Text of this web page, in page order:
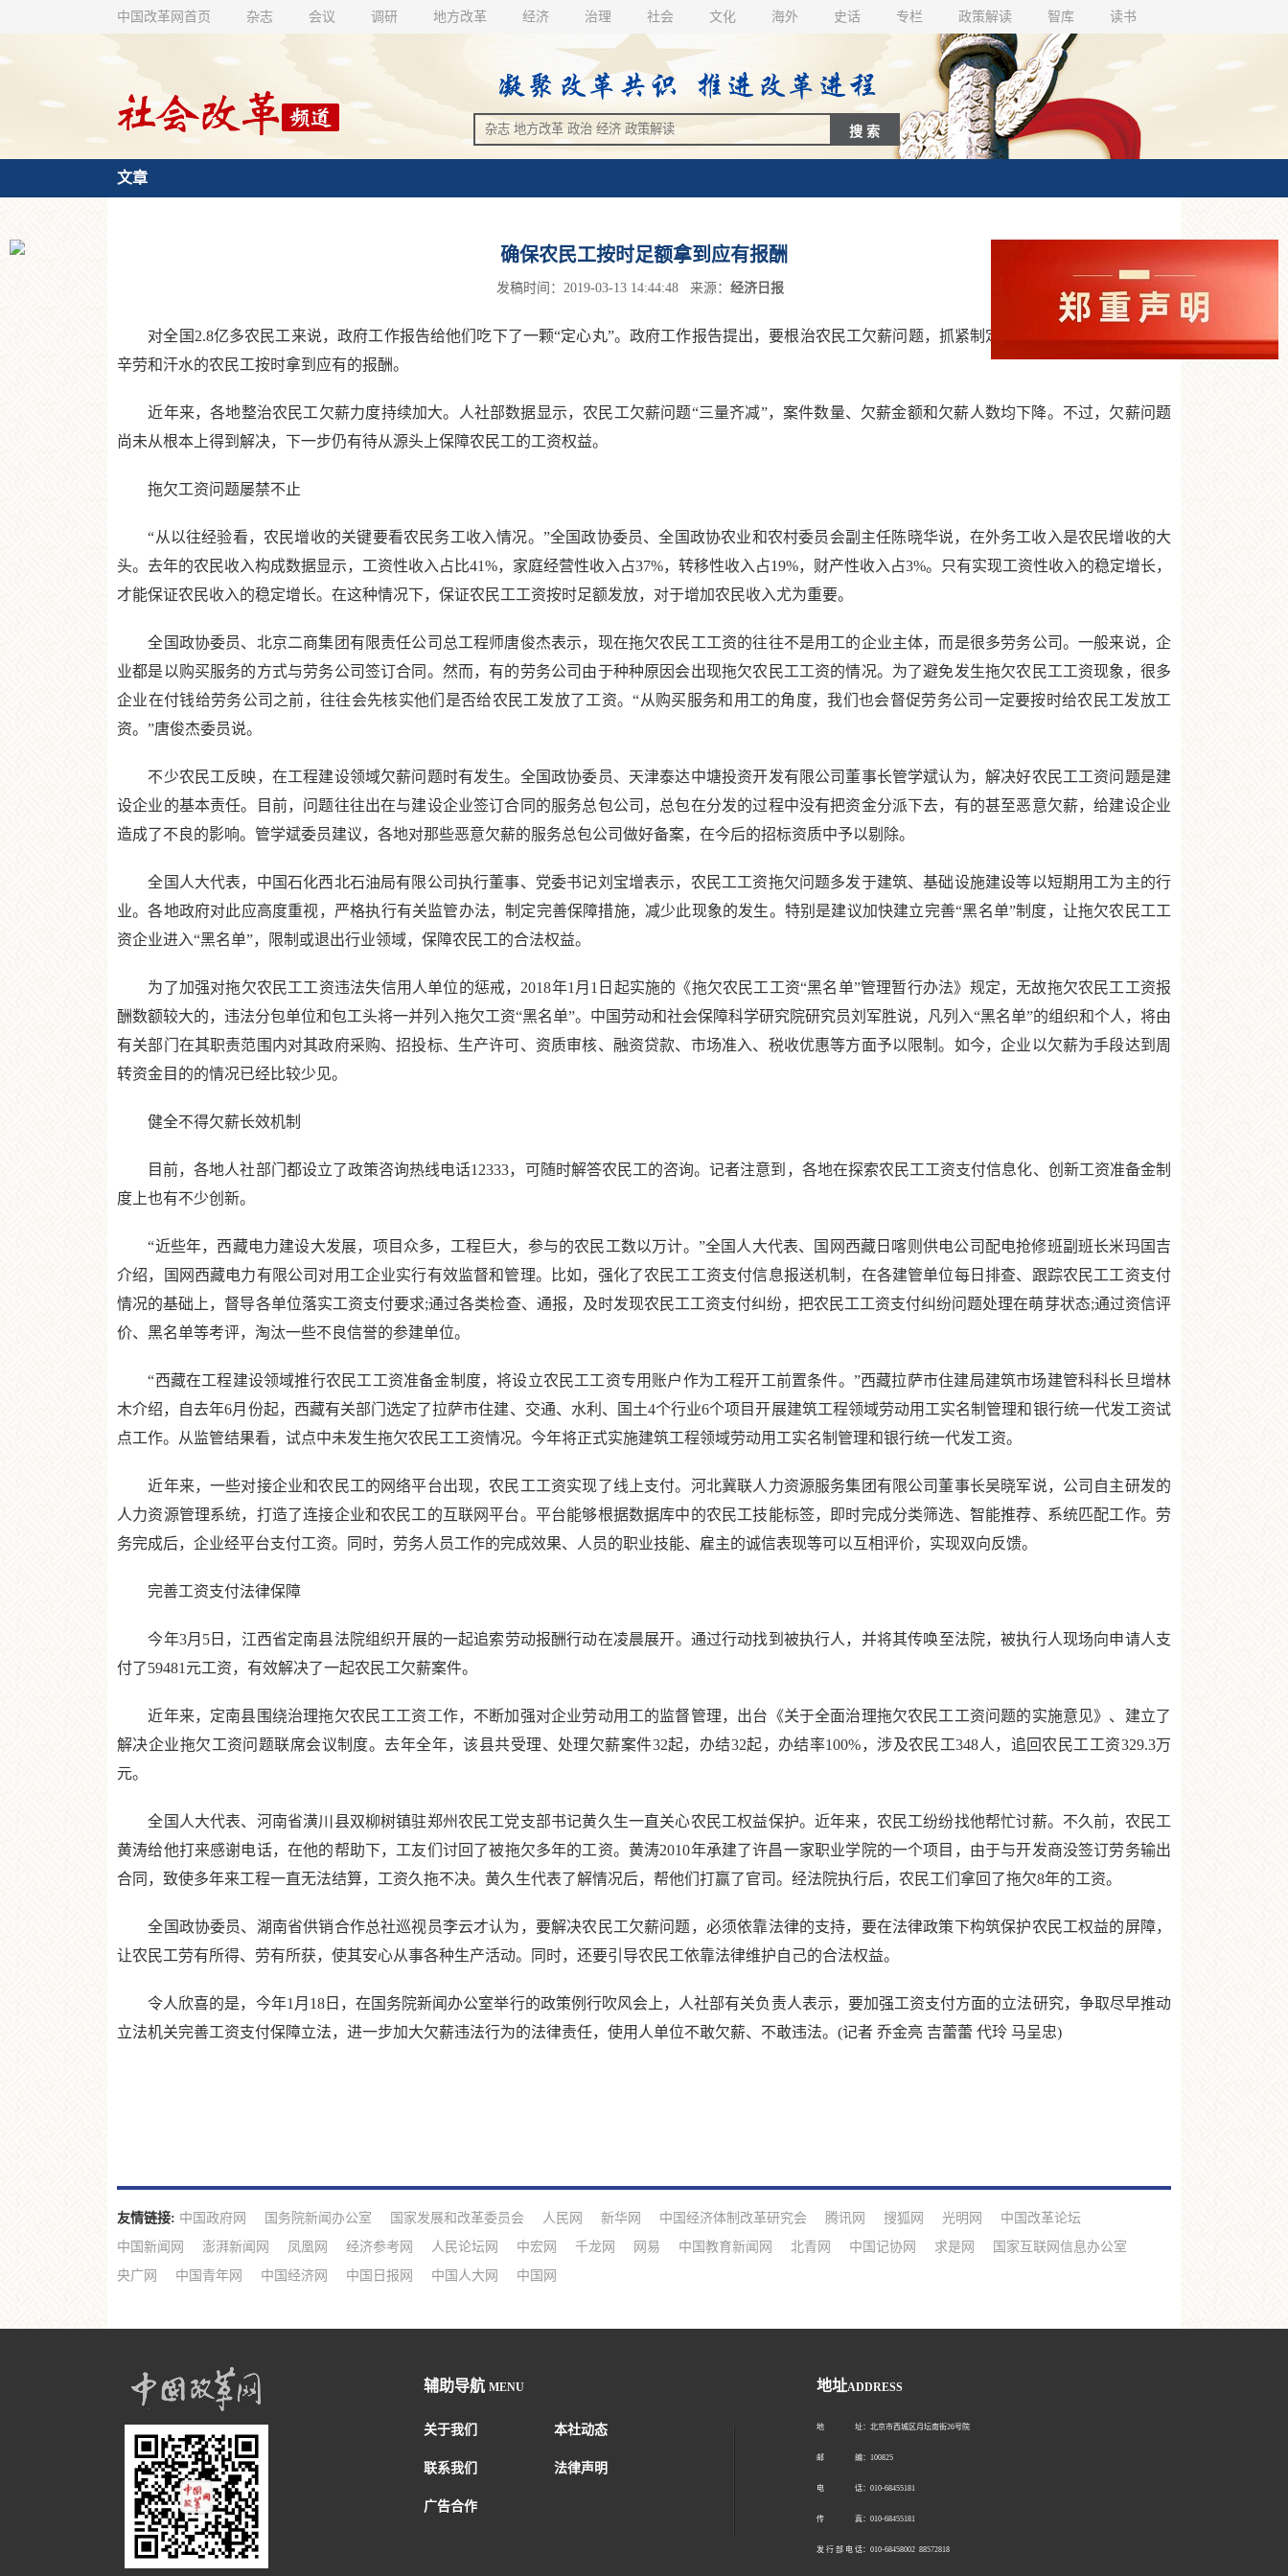
中国改革网首页 杂志 会议 调研 地方改革 经济 治理 社会 文化 海外 史话 专栏 政策解读 智库 读书
文章
确保农民工按时足额拿到应有报酬
发稿时间：2019-03-13 14:44:48 来源： 经济日报
对全国2.8亿多农民工来说，政府工作报告给他们吃下了一颗“定心丸”。政府工作报告提出，要根治农民工欠薪问题，抓紧制定专门行政法规，确保付出
辛劳和汗水的农民工按时拿到应有的报酬。
近年来，各地整治农民工欠薪力度持续加大。人社部数据显示，农民工欠薪问题“三量齐减”，案件数量、欠薪金额和欠薪人数均下降。不过，欠薪问题
尚未从根本上得到解决，下一步仍有待从源头上保障农民工的工资权益。
拖欠工资问题屡禁不止
“从以往经验看，农民增收的关键要看农民务工收入情况。”全国政协委员、全国政协农业和农村委员会副主任陈晓华说，在外务工收入是农民增收的大
头。去年的农民收入构成数据显示，工资性收入占比41%，家庭经营性收入占37%，转移性收入占19%，财产性收入占3%。只有实现工资性收入的稳定增长，
才能保证农民收入的稳定增长。在这种情况下，保证农民工工资按时足额发放，对于增加农民收入尤为重要。
全国政协委员、北京二商集团有限责任公司总工程师唐俊杰表示，现在拖欠农民工工资的往往不是用工的企业主体，而是很多劳务公司。一般来说，企
业都是以购买服务的方式与劳务公司签订合同。然而，有的劳务公司由于种种原因会出现拖欠农民工工资的情况。为了避免发生拖欠农民工工资现象，很多
企业在付钱给劳务公司之前，往往会先核实他们是否给农民工发放了工资。“从购买服务和用工的角度，我们也会督促劳务公司一定要按时给农民工发放工
资。”唐俊杰委员说。
不少农民工反映，在工程建设领域欠薪问题时有发生。全国政协委员、天津泰达中塘投资开发有限公司董事长管学斌认为，解决好农民工工资问题是建
设企业的基本责任。目前，问题往往出在与建设企业签订合同的服务总包公司，总包在分发的过程中没有把资金分派下去，有的甚至恶意欠薪，给建设企业
造成了不良的影响。管学斌委员建议，各地对那些恶意欠薪的服务总包公司做好备案，在今后的招标资质中予以剔除。
全国人大代表，中国石化西北石油局有限公司执行董事、党委书记刘宝增表示，农民工工资拖欠问题多发于建筑、基础设施建设等以短期用工为主的行
业。各地政府对此应高度重视，严格执行有关监管办法，制定完善保障措施，减少此现象的发生。特别是建议加快建立完善“黑名单”制度，让拖欠农民工工
资企业进入“黑名单”，限制或退出行业领域，保障农民工的合法权益。
为了加强对拖欠农民工工资违法失信用人单位的惩戒，2018年1月1日起实施的《拖欠农民工工资“黑名单”管理暂行办法》规定，无故拖欠农民工工资报
酬数额较大的，违法分包单位和包工头将一并列入拖欠工资“黑名单”。中国劳动和社会保障科学研究院研究员刘军胜说，凡列入“黑名单”的组织和个人，将由
有关部门在其职责范围内对其政府采购、招投标、生产许可、资质审核、融资贷款、市场准入、税收优惠等方面予以限制。如今，企业以欠薪为手段达到周
转资金目的的情况已经比较少见。
健全不得欠薪长效机制
目前，各地人社部门都设立了政策咨询热线电话12333，可随时解答农民工的咨询。记者注意到，各地在探索农民工工资支付信息化、创新工资准备金制
度上也有不少创新。
“近些年，西藏电力建设大发展，项目众多，工程巨大，参与的农民工数以万计。”全国人大代表、国网西藏日喀则供电公司配电抢修班副班长米玛国吉
介绍，国网西藏电力有限公司对用工企业实行有效监督和管理。比如，强化了农民工工资支付信息报送机制，在各建管单位每日排查、跟踪农民工工资支付
情况的基础上，督导各单位落实工资支付要求;通过各类检查、通报，及时发现农民工工资支付纠纷，把农民工工资支付纠纷问题处理在萌芽状态;通过资信评
价、黑名单等考评，淘汰一些不良信誉的参建单位。
“西藏在工程建设领域推行农民工工资准备金制度，将设立农民工工资专用账户作为工程开工前置条件。”西藏拉萨市住建局建筑市场建管科科长旦增林
木介绍，自去年6月份起，西藏有关部门选定了拉萨市住建、交通、水利、国土4个行业6个项目开展建筑工程领域劳动用工实名制管理和银行统一代发工资试
点工作。从监管结果看，试点中未发生拖欠农民工工资情况。今年将正式实施建筑工程领域劳动用工实名制管理和银行统一代发工资。
近年来，一些对接企业和农民工的网络平台出现，农民工工资实现了线上支付。河北冀联人力资源服务集团有限公司董事长吴晓军说，公司自主研发的
人力资源管理系统，打造了连接企业和农民工的互联网平台。平台能够根据数据库中的农民工技能标签，即时完成分类筛选、智能推荐、系统匹配工作。劳
务完成后，企业经平台支付工资。同时，劳务人员工作的完成效果、人员的职业技能、雇主的诚信表现等可以互相评价，实现双向反馈。
完善工资支付法律保障
今年3月5日，江西省定南县法院组织开展的一起追索劳动报酬行动在凌晨展开。通过行动找到被执行人，并将其传唤至法院，被执行人现场向申请人支
付了59481元工资，有效解决了一起农民工欠薪案件。
近年来，定南县围绕治理拖欠农民工工资工作，不断加强对企业劳动用工的监督管理，出台《关于全面治理拖欠农民工工资问题的实施意见》、建立了
解决企业拖欠工资问题联席会议制度。去年全年，该县共受理、处理欠薪案件32起，办结32起，办结率100%，涉及农民工348人，追回农民工工资329.3万
元。
全国人大代表、河南省潢川县双柳树镇驻郑州农民工党支部书记黄久生一直关心农民工权益保护。近年来，农民工纷纷找他帮忙讨薪。不久前，农民工
黄涛给他打来感谢电话，在他的帮助下，工友们讨回了被拖欠多年的工资。黄涛2010年承建了许昌一家职业学院的一个项目，由于与开发商没签订劳务输出
合同，致使多年来工程一直无法结算，工资久拖不决。黄久生代表了解情况后，帮他们打赢了官司。经法院执行后，农民工们拿回了拖欠8年的工资。
全国政协委员、湖南省供销合作总社巡视员李云才认为，要解决农民工欠薪问题，必须依靠法律的支持，要在法律政策下构筑保护农民工权益的屏障，
让农民工劳有所得、劳有所获，使其安心从事各种生产活动。同时，还要引导农民工依靠法律维护自己的合法权益。
令人欣喜的是，今年1月18日，在国务院新闻办公室举行的政策例行吹风会上，人社部有关负责人表示，要加强工资支付方面的立法研究，争取尽早推动
立法机关完善工资支付保障立法，进一步加大欠薪违法行为的法律责任，使用人单位不敢欠薪、不敢违法。(记者 乔金亮 吉蕾蕾 代玲 马呈忠)
友情链接: 中国政府网 国务院新闻办公室 国家发展和改革委员会 人民网 新华网 中国经济体制改革研究会 腾讯网 搜狐网 光明网
中国改革论坛
中国新闻网
澎湃新闻网 凤凰网 经济参考网 人民论坛网 中宏网 千龙网 网易 中国教育新闻网 北青网 中国记协网 求是网
国家互联网信息办公室
央广网
中国青年网 中国经济网 中国日报网 中国人大网 中国网
辅助导航 MENU
关于我们 本社动态
联系我们 法律声明
广告合作
地址ADDRESS
地 址：北京市西城区月坛南街26号院
邮 编：100825
电 话：010-68455181
传 真：010-68455181
发 行 部 电 话：010-68458002 88572818